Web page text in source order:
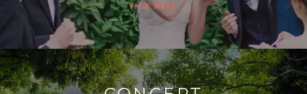
VIEW MORE